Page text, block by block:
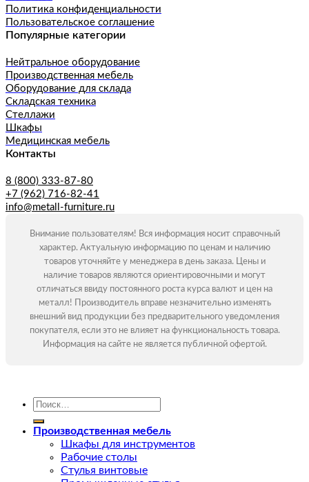
Политика конфиденциальности
Пользовательское соглашение
Популярные категории
Нейтральное оборудование
Производственная мебель
Оборудование для склада
Складская техника
Стеллажи
Шкафы
Медицинская мебель
Контакты
8 (800) 333-87-80
+7 (962) 716-82-41
info@metall-furniture.ru
Внимание пользователям! Вся информация носит справочный
характер. Актуальную информацию по ценам и наличию
товаров уточняйте у менеджера в день заказа. Цены и
наличие товаров являются ориентировочными и могут
отличаться ввиду постоянного роста курса валют и цен на
металл! Производитель вправе незначительно изменять
внешний вид продукции без предварительного уведомления
покупателя, если это не влияет на функциональность товара.
Информация на сайте не является публичной офертой.
Искать:
Производственная мебель
Шкафы для инструментов
Рабочие столы
Стулья винтовые